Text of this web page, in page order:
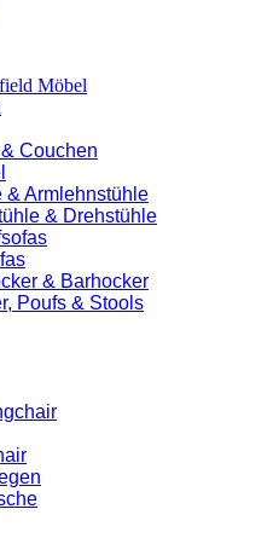
Möbel
Couchen
& Armlehnstühle
& Drehstühle
& Barhocker
Poufs & Stools